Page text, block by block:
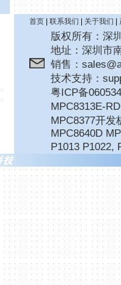
首页| 联系我们 关于我们
版权所有：深
地址：深圳市
销售：
技术支持：
粤ICP备
MPC8313E-
MPC8377开发
MPC8640D
P1013 P1022,